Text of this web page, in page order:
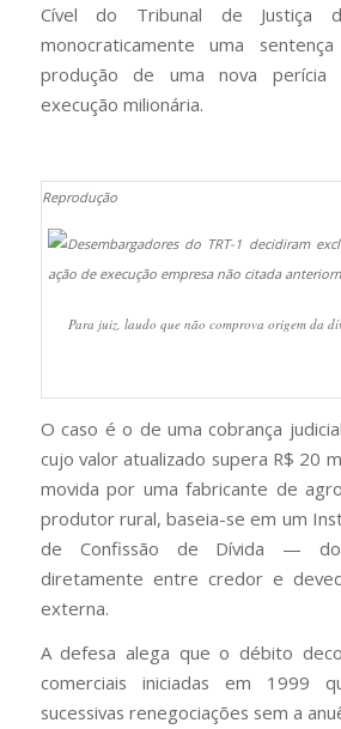
Cível do Tribunal de Justiça
monocraticamente uma
produção de uma nova perícia
execução milionária.
Reprodução
Para juiz, laudo que não comprova origem da
O caso é o de uma cobrança
cujo valor atualizado supera R$ 20
movida por uma fabricante de
produtor rural, baseia-se em um
de Confissão de Dívida —
diretamente entre credor e
externa.
A defesa alega que o débito
comerciais iniciadas em 1999
sucessivas renegociações sem a